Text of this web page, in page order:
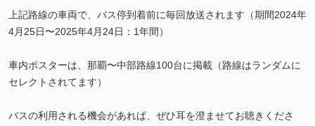
上記路線の車両で、バス停到着前に毎回放送されます（期間2024年
4月25日〜2025年4月24日：1年間）
車内ポスターは、那覇〜中部路線100台に掲載（路線はランダムに
セレクトされてます）
バスの利用される機会があれば、ぜひ耳を澄ませてお聴きくださ